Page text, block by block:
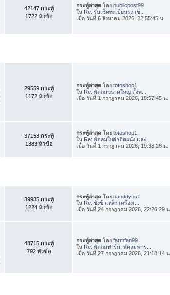
42147 กระทู้
1722 หัวข้อ
กระทู้ล่าสุด โดยpublicpost99
ใน Re: รับเช็คทะเบียนรถ เช็...
เมื่อ วันที่ 6 สิงหาคม 2026, 22:55:45 น.
29559 กระทู้
1172 หัวข้อ
กระทู้ล่าสุด โดยtotoshop1
ใน Re: พัดลมขนาดใหญ่ ตั้งพ...
เมื่อ วันที่ 1 กรกฎาคม 2026, 18:57:45 น.
37153 กระทู้
1383 หัวข้อ
กระทู้ล่าสุด โดยtotoshop1
ใน Re: พัดลมใบดำติดผนัง และ...
เมื่อ วันที่ 1 กรกฎาคม 2026, 19:38:28 น.
39935 กระทู้
1224 หัวข้อ
กระทู้ล่าสุด โดยbanddyes1
ใน Re: ชิงช้าเหล็ก เครื่องเ...
เมื่อ วันที่ 24 กรกฎาคม 2026, 22:26:29 น.
48715 กระทู้
792 หัวข้อ
กระทู้ล่าสุด โดยfarmfan99
ใน Re: พัดลมฟาร์ม, พัดลมฟาร...
เมื่อ วันที่ 27 กรกฎาคม 2026, 21:18:14 น.